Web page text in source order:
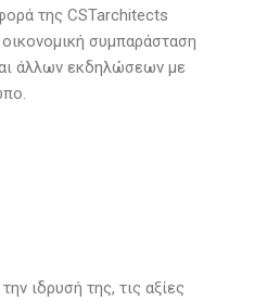
της CSTarchitects
συμπαράσταση
άλλων εκδηλώσεων με
ιδρυσή της, τις αξίες